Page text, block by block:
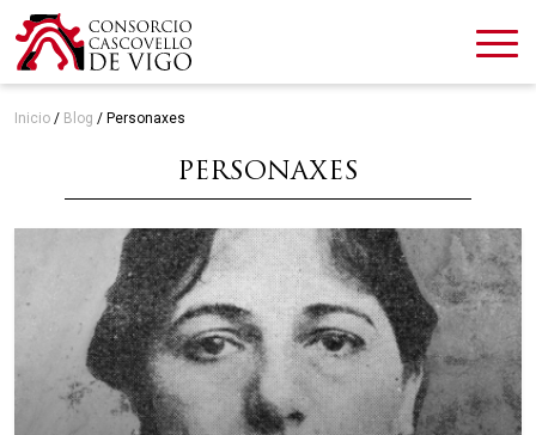
Inicio / Blog / Personaxes
PERSONAXES